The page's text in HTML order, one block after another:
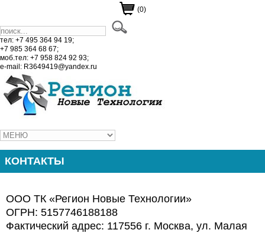
(0)
тел: +7 495 364 94 19;
+7 985 364 68 67;
моб.тел: +7 958 824 92 93;
e-mail: R3649419@yandex.ru
КОНТАКТЫ
ООО ТК «Регион Новые Технологии»
ОГРН: 5157746188188
Фактический адрес: 117556 г. Москва, ул. Малая